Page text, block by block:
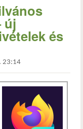
új
és
23:14